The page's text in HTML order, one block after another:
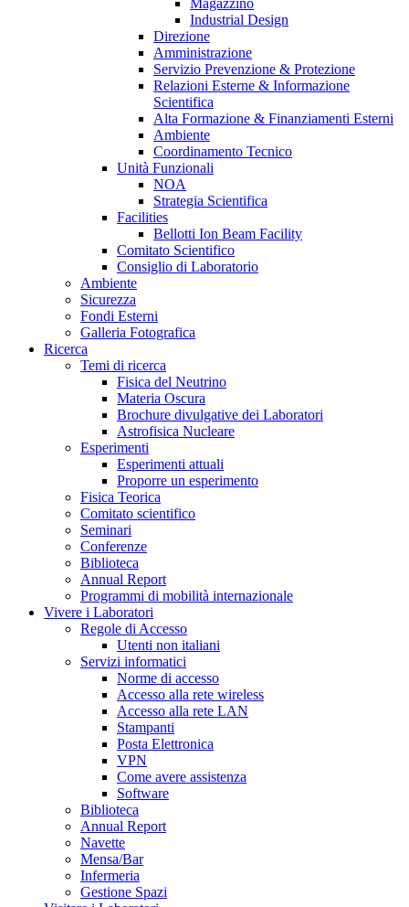
Magazzino
Industrial Design
Direzione
Amministrazione
Servizio Prevenzione & Protezione
Relazioni Esterne & Informazione
Scientifica
Alta Formazione & Finanziamenti Esterni
Ambiente
Coordinamento Tecnico
Unità Funzionali
NOA
Strategia Scientifica
Facilities
Bellotti Ion Beam Facility
Comitato Scientifico
Consiglio di Laboratorio
Ambiente
Sicurezza
Fondi Esterni
Galleria Fotografica
Ricerca
Temi di ricerca
Fisica del Neutrino
Materia Oscura
Brochure divulgative dei Laboratori
Astrofisica Nucleare
Esperimenti
Esperimenti attuali
Proporre un esperimento
Fisica Teorica
Comitato scientifico
Seminari
Conferenze
Biblioteca
Annual Report
Programmi di mobilità internazionale
Vivere i Laboratori
Regole di Accesso
Utenti non italiani
Servizi informatici
Norme di accesso
Accesso alla rete wireless
Accesso alla rete LAN
Stampanti
Posta Elettronica
VPN
Come avere assistenza
Software
Biblioteca
Annual Report
Navette
Mensa/Bar
Infermeria
Gestione Spazi